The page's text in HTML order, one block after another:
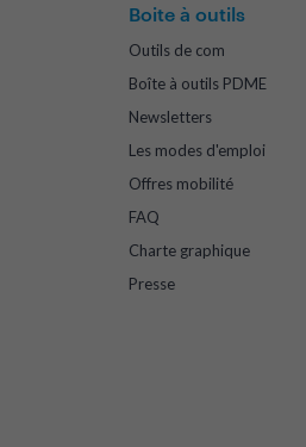
Boite à outils
Outils de com
Boîte à outils PDME
Newsletters
Les modes d'emploi
Offres mobilité
FAQ
Charte graphique
Presse